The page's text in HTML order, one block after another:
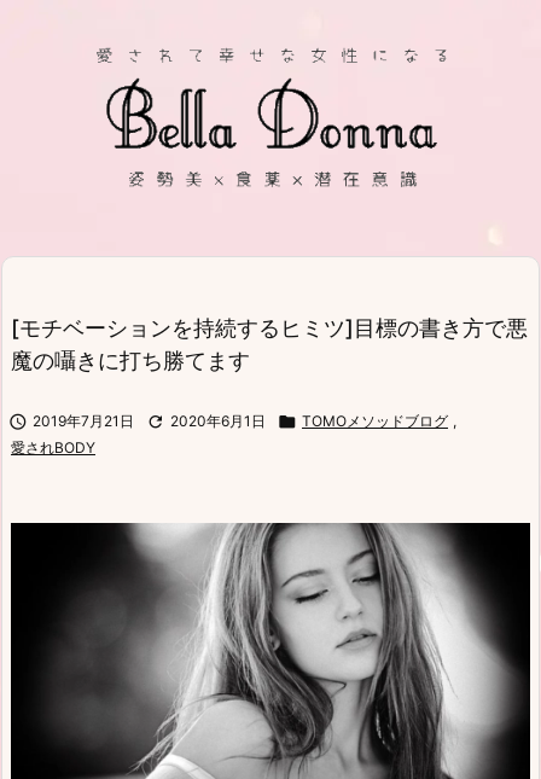
[モチベーションを持続するヒミツ]目標の書き方で悪
魔の囁きに打ち勝てます
 2019年7月21日  2020年6月1日  TOMOメソッドブログ ,
愛されBODY